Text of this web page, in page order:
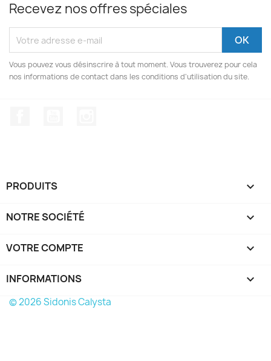
Recevez nos offres spéciales
Vous pouvez vous désinscrire à tout moment. Vous trouverez pour cela
nos informations de contact dans les conditions d'utilisation du site.
PRODUITS 
NOTRE SOCIÉTÉ 
VOTRE COMPTE 
INFORMATIONS keyboard_arrow_down
© 2026 Sidonis Calysta